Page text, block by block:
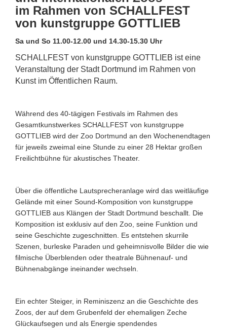
im Rahmen von SCHALLFEST
von kunstgruppe GOTTLIEB
Sa und So 11.00-12.00 und 14.30-15.30 Uhr
SCHALLFEST von kunstgruppe GOTTLIEB ist eine
Veranstaltung der Stadt Dortmund im Rahmen von
Kunst im Öffentlichen Raum.
Während des 40-tägigen Festivals im Rahmen des
Gesamtkunstwerkes SCHALLFEST von kunstgruppe
GOTTLIEB wird der Zoo Dortmund an den Wochenendtagen
für jeweils zweimal eine Stunde zu einer 28 Hektar großen
Freilichtbühne für akustisches Theater.
Über die öffentliche Lautsprecheranlage wird das weitläufige
Gelände mit einer Sound-Komposition von kunstgruppe
GOTTLIEB aus Klängen der Stadt Dortmund beschallt. Die
Komposition ist exklusiv auf den Zoo, seine Funktion und
seine Geschichte zugeschnitten. Es entstehen skurrile
Szenen, burleske Paraden und geheimnisvolle Bilder die wie
filmische Überblenden oder theatrale Bühnenauf- und
Bühnenabgänge ineinander wechseln.
Ein echter Steiger, in Reminiszenz an die Geschichte des
Zoos, der auf dem Grubenfeld der ehemaligen Zeche
Glückaufsegen und als Energie spendendes